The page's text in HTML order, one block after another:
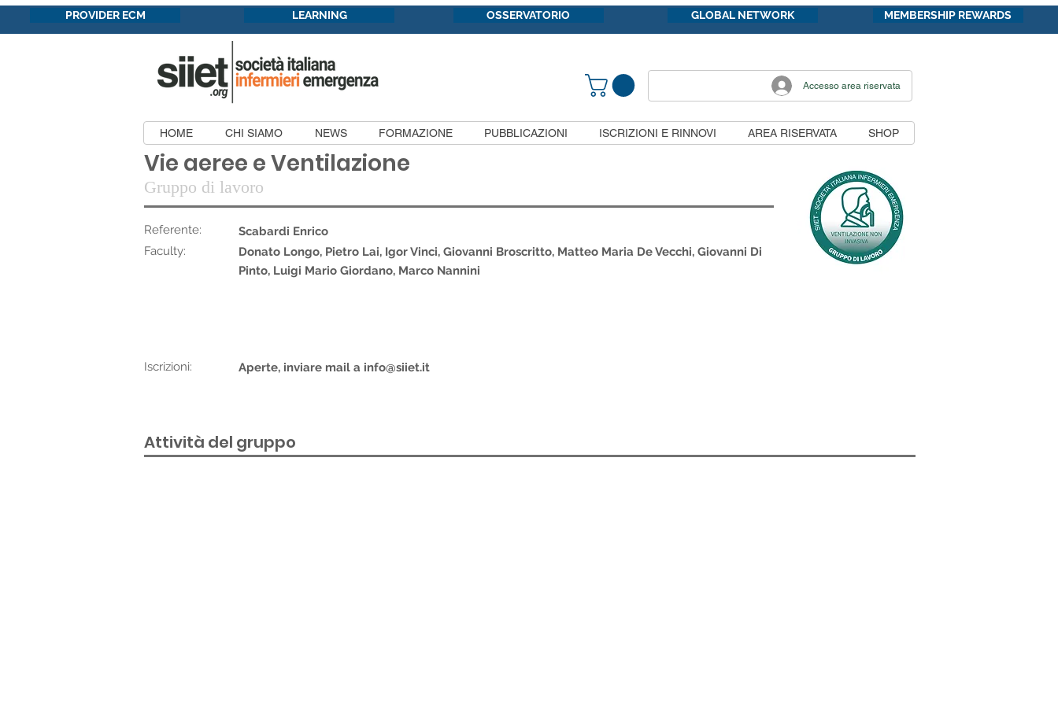
PROVIDER ECM LEARNING OSSERVATORIO GLOBAL NETWORK MEMBERSHIP REWARDS
Accesso area riservata
HOME CHI SIAMO NEWS FORMAZIONE PUBBLICAZIONI ISCRIZIONI E RINNOVI AREA RISERVATA SHOP
Vie aeree e Ventilazione
Gruppo di lavoro
Referente:
Faculty:
Scabardi Enrico
Donato Longo, Pietro Lai, Igor Vinci, Giovanni Broscritto, Matteo Maria De Vecchi, Giovanni Di
Pinto, Luigi Mario Giordano, Marco Nannini
Iscrizioni: Aperte, inviare mail a info@siiet.it
Attività del gruppo